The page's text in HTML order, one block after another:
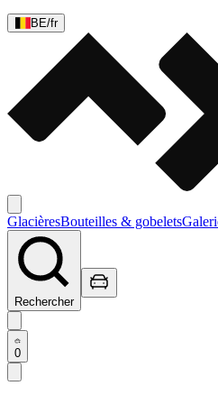
BE/fr
GlacièresBouteilles & gobelets
Rechercher
0